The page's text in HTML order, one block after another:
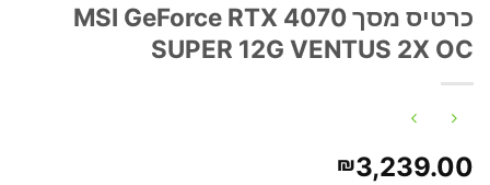
כרטיס מסך MSI GeForce RTX 4070
SUPER 12G VENTUS 2X OC
₪3,239.00